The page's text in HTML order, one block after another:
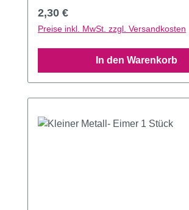
Regulärer Preis:
2,30 €
Preise inkl. MwSt. zzgl. Versandkosten
In den Warenkorb